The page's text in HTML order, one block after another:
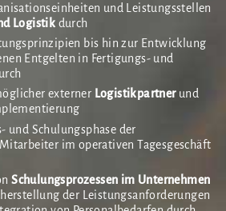
und Leistungsstellen
Logistik durch
bis hin zur Entwicklung
Entgelten in Fertigungs- und
externer Logistikpartnerund
und Schulungsphase der
im operativen Tagesgeschäft
Schulungsprozessen im Unternehmen
der Leistungsanforderungen